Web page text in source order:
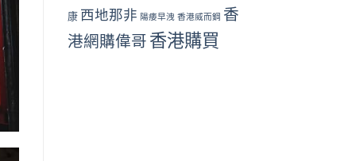
康 西地那非 陽痿早洩 香港威而鋼 香
港網購偉哥 香港購買